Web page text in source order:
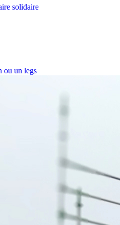
solidaire
ou un legs